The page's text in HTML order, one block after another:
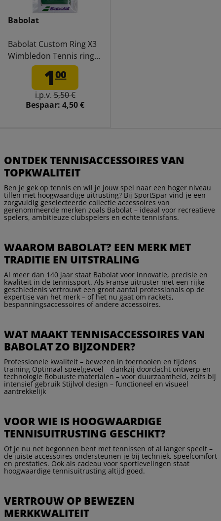
Babolat
Babolat Custom Ring X3
Wimbledon Tennis ring
710028134100
i.p.v.5,50 €
Bespaar: 4,50 €
ONTDEK TENNISACCESSOIRES VAN
TOPKWALITEIT
Ben je gek op tennis en wil je jouw spel naar een hoger niveau
tillen met hoogwaardige uitrusting? Bij SportSpar vind je een
zorgvuldig geselecteerde collectie accessoires van
gerenommeerde merken zoals Babolat – ideaal voor recreatieve
spelers, ambitieuze clubspelers en echte tennisfans.
WAAROM BABOLAT? EEN MERK MET
TRADITIE EN UITSTRALING
Al meer dan 140 jaar staat Babolat voor innovatie, precisie en
kwaliteit in de tennissport. Als Franse uitruster met een rijke
geschiedenis vertrouwt een groot aantal professionals op de
expertise van het merk – of het nu gaat om rackets,
bespanningsaccessoires of andere accessoires.
WAT MAAKT TENNISACCESSOIRES VAN
BABOLAT ZO BIJZONDER?
Professionele kwaliteit – bewezen in toernooien en tijdens
training Optimaal speelgevoel – dankzij doordacht ontwerp en
technologie Robuuste materialen – voor duurzaamheid, zelfs bij
intensief gebruik Stijlvol design – functioneel en visueel
aantrekkelijk
VOOR WIE IS HOOGWAARDIGE
TENNISUITRUSTING GESCHIKT?
Of je nu net begonnen bent met tennissen of al langer speelt –
de juiste accessoires ondersteunen je bij techniek, speelcomfort
en prestaties. Ook als cadeau voor sportievelingen staat
hoogwaardige tennisuitrusting altijd goed.
VERTROUW OP BEWEZEN
MERKKWALITEIT